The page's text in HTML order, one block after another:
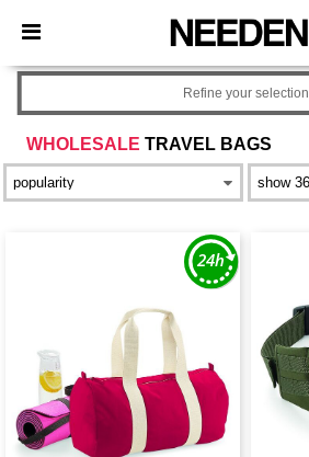
× Aplikacja Needen
Lepsze ceny w aplikacji!
WHOLESALE TRAVEL BAGS
Refine your selection